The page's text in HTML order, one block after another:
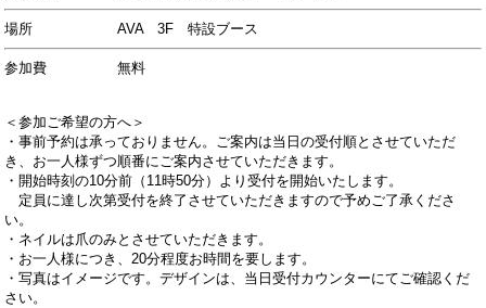
場所 AVA 3F 特設ブース
参加費 無料
＜参加ご希望の方へ＞
・事前予約は承っておりません。ご案内は当日の受付順とさせていただ
き、お一人様ずつ順番にご案内させていただきます。
・開始時刻の10分前（11時50分）より受付を開始いたします。
定員に達し次第受付を終了させていただきますので予めご了承くださ
い。
・ネイルは爪のみとさせていただきます。
・お一人様につき、20分程度お時間を要します。
・写真はイメージです。デザインは、当日受付カウンターにてご確認くだ
さい。